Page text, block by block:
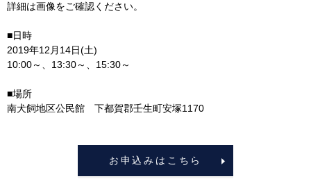
詳細は画像をご確認ください。
■日時
2019年12月14日(土)
10:00～、13:30～、15:30～
■場所
南犬飼地区公民館 下都賀郡壬生町安塚1170
お申込みはこちら